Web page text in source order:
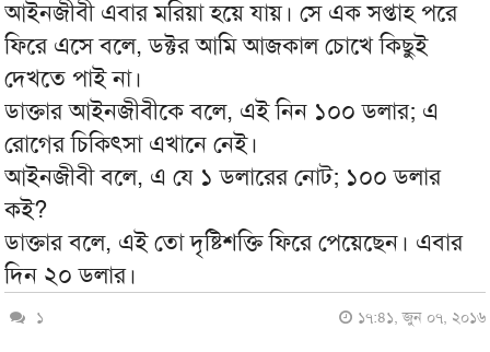
আইনজীবী এবার মরিয়া হয়ে যায়। সে এক সপ্তাহ পরে
ফিরে এসে বলে, ডক্টর আমি আজকাল চোখে কিছুই
দেখতে পাই না।
ডাক্তার আইনজীবীকে বলে, এই নিন ১০০ ডলার; এ
রোগের চিকিৎসা এখানে নেই।
আইনজীবী বলে, এ যে ১ ডলারের নোট; ১০০ ডলার
কই?
ডাক্তার বলে, এই তো দৃষ্টিশক্তি ফিরে পেয়েছেন। এবার
দিন ২০ ডলার।
১ ১৭:৪১, জুন ০৭, ২০১৬